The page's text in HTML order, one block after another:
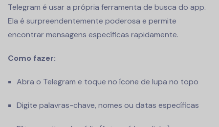
Telegram é usar a própria ferramenta de busca do app.
Ela é surpreendentemente poderosa e permite
encontrar mensagens específicas rapidamente.
Como fazer:
Abra o Telegram e toque no ícone de lupa no topo
Digite palavras-chave, nomes ou datas específicas